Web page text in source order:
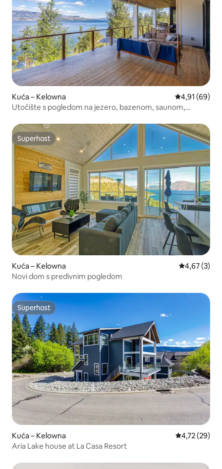
Kuća – Kelowna Prosječna
4,91 (69)
Utočište s pogledom na jezero, bazenom, saunom,
Superhost
Superhost
Kuća – Kelowna Prosječna
4,67 (3)
Novi dom s predivnim pogledom
Superhost
Superhost
Kuća – Kelowna Prosječna
4,72 (29)
Aria Lake house at La Casa Resort